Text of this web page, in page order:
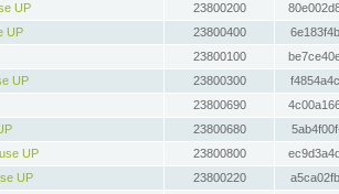
UP
23800200
UP
23800400
23800100
UP
23800300
23800690
23800680
UP
23800800
UP
23800220